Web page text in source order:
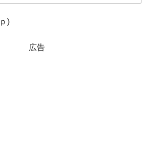
おかぬ
ボンクラ政策室長･金容範、株価暴落に
半導体『SKハイニックス』2026年2Qの
)
広告